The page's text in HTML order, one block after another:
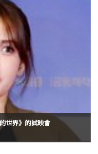
世界》的試映會